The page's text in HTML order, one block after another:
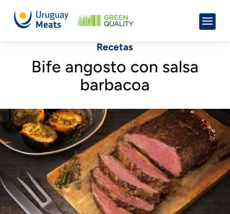
Recetas
Bife angosto con salsa
barbacoa